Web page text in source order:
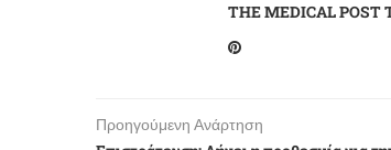
THE MEDICAL POST
Προηγούμενη Ανάρτηση